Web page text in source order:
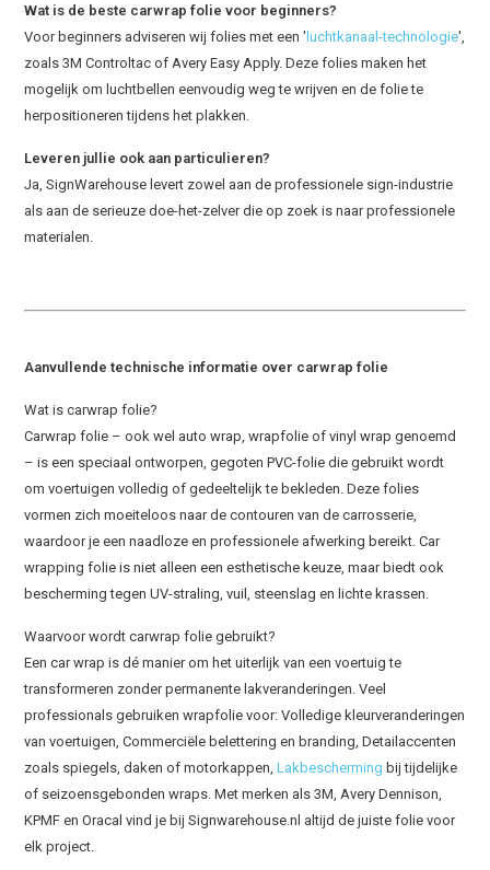
Wat is de beste carwrap folie voor beginners?
Voor beginners adviseren wij folies met een ' luchtkanaal-technologie',
zoals 3M Controltac of Avery Easy Apply. Deze folies maken het
mogelijk om luchtbellen eenvoudig weg te wrijven en de folie te
herpositioneren tijdens het plakken.
Leveren jullie ook aan particulieren?
Ja, SignWarehouse levert zowel aan de professionele sign-industrie
als aan de serieuze doe-het-zelver die op zoek is naar professionele
materialen.
Aanvullende technische informatie over carwrap folie
Wat is carwrap folie?
Carwrap folie – ook wel auto wrap, wrapfolie of vinyl wrap genoemd
– is een speciaal ontworpen, gegoten PVC-folie die gebruikt wordt
om voertuigen volledig of gedeeltelijk te bekleden. Deze folies
vormen zich moeiteloos naar de contouren van de carrosserie,
waardoor je een naadloze en professionele afwerking bereikt. Car
wrapping folie is niet alleen een esthetische keuze, maar biedt ook
bescherming tegen UV-straling, vuil, steenslag en lichte krassen.
Waarvoor wordt carwrap folie gebruikt?
Een car wrap is dé manier om het uiterlijk van een voertuig te
transformeren zonder permanente lakveranderingen. Veel
professionals gebruiken wrapfolie voor: Volledige kleurveranderingen
van voertuigen, Commerciële belettering en branding, Detailaccenten
zoals spiegels, daken of motorkappen,Lakbescherming bij tijdelijke
of seizoensgebonden wraps. Met merken als 3M, Avery Dennison,
KPMF en Oracal vind je bij Signwarehouse.nl altijd de juiste folie voor
elk project.